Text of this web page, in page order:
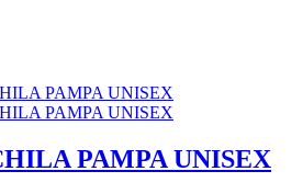
PAMPA UNISEX